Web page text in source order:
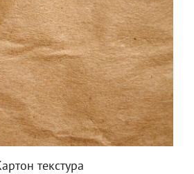
текстура